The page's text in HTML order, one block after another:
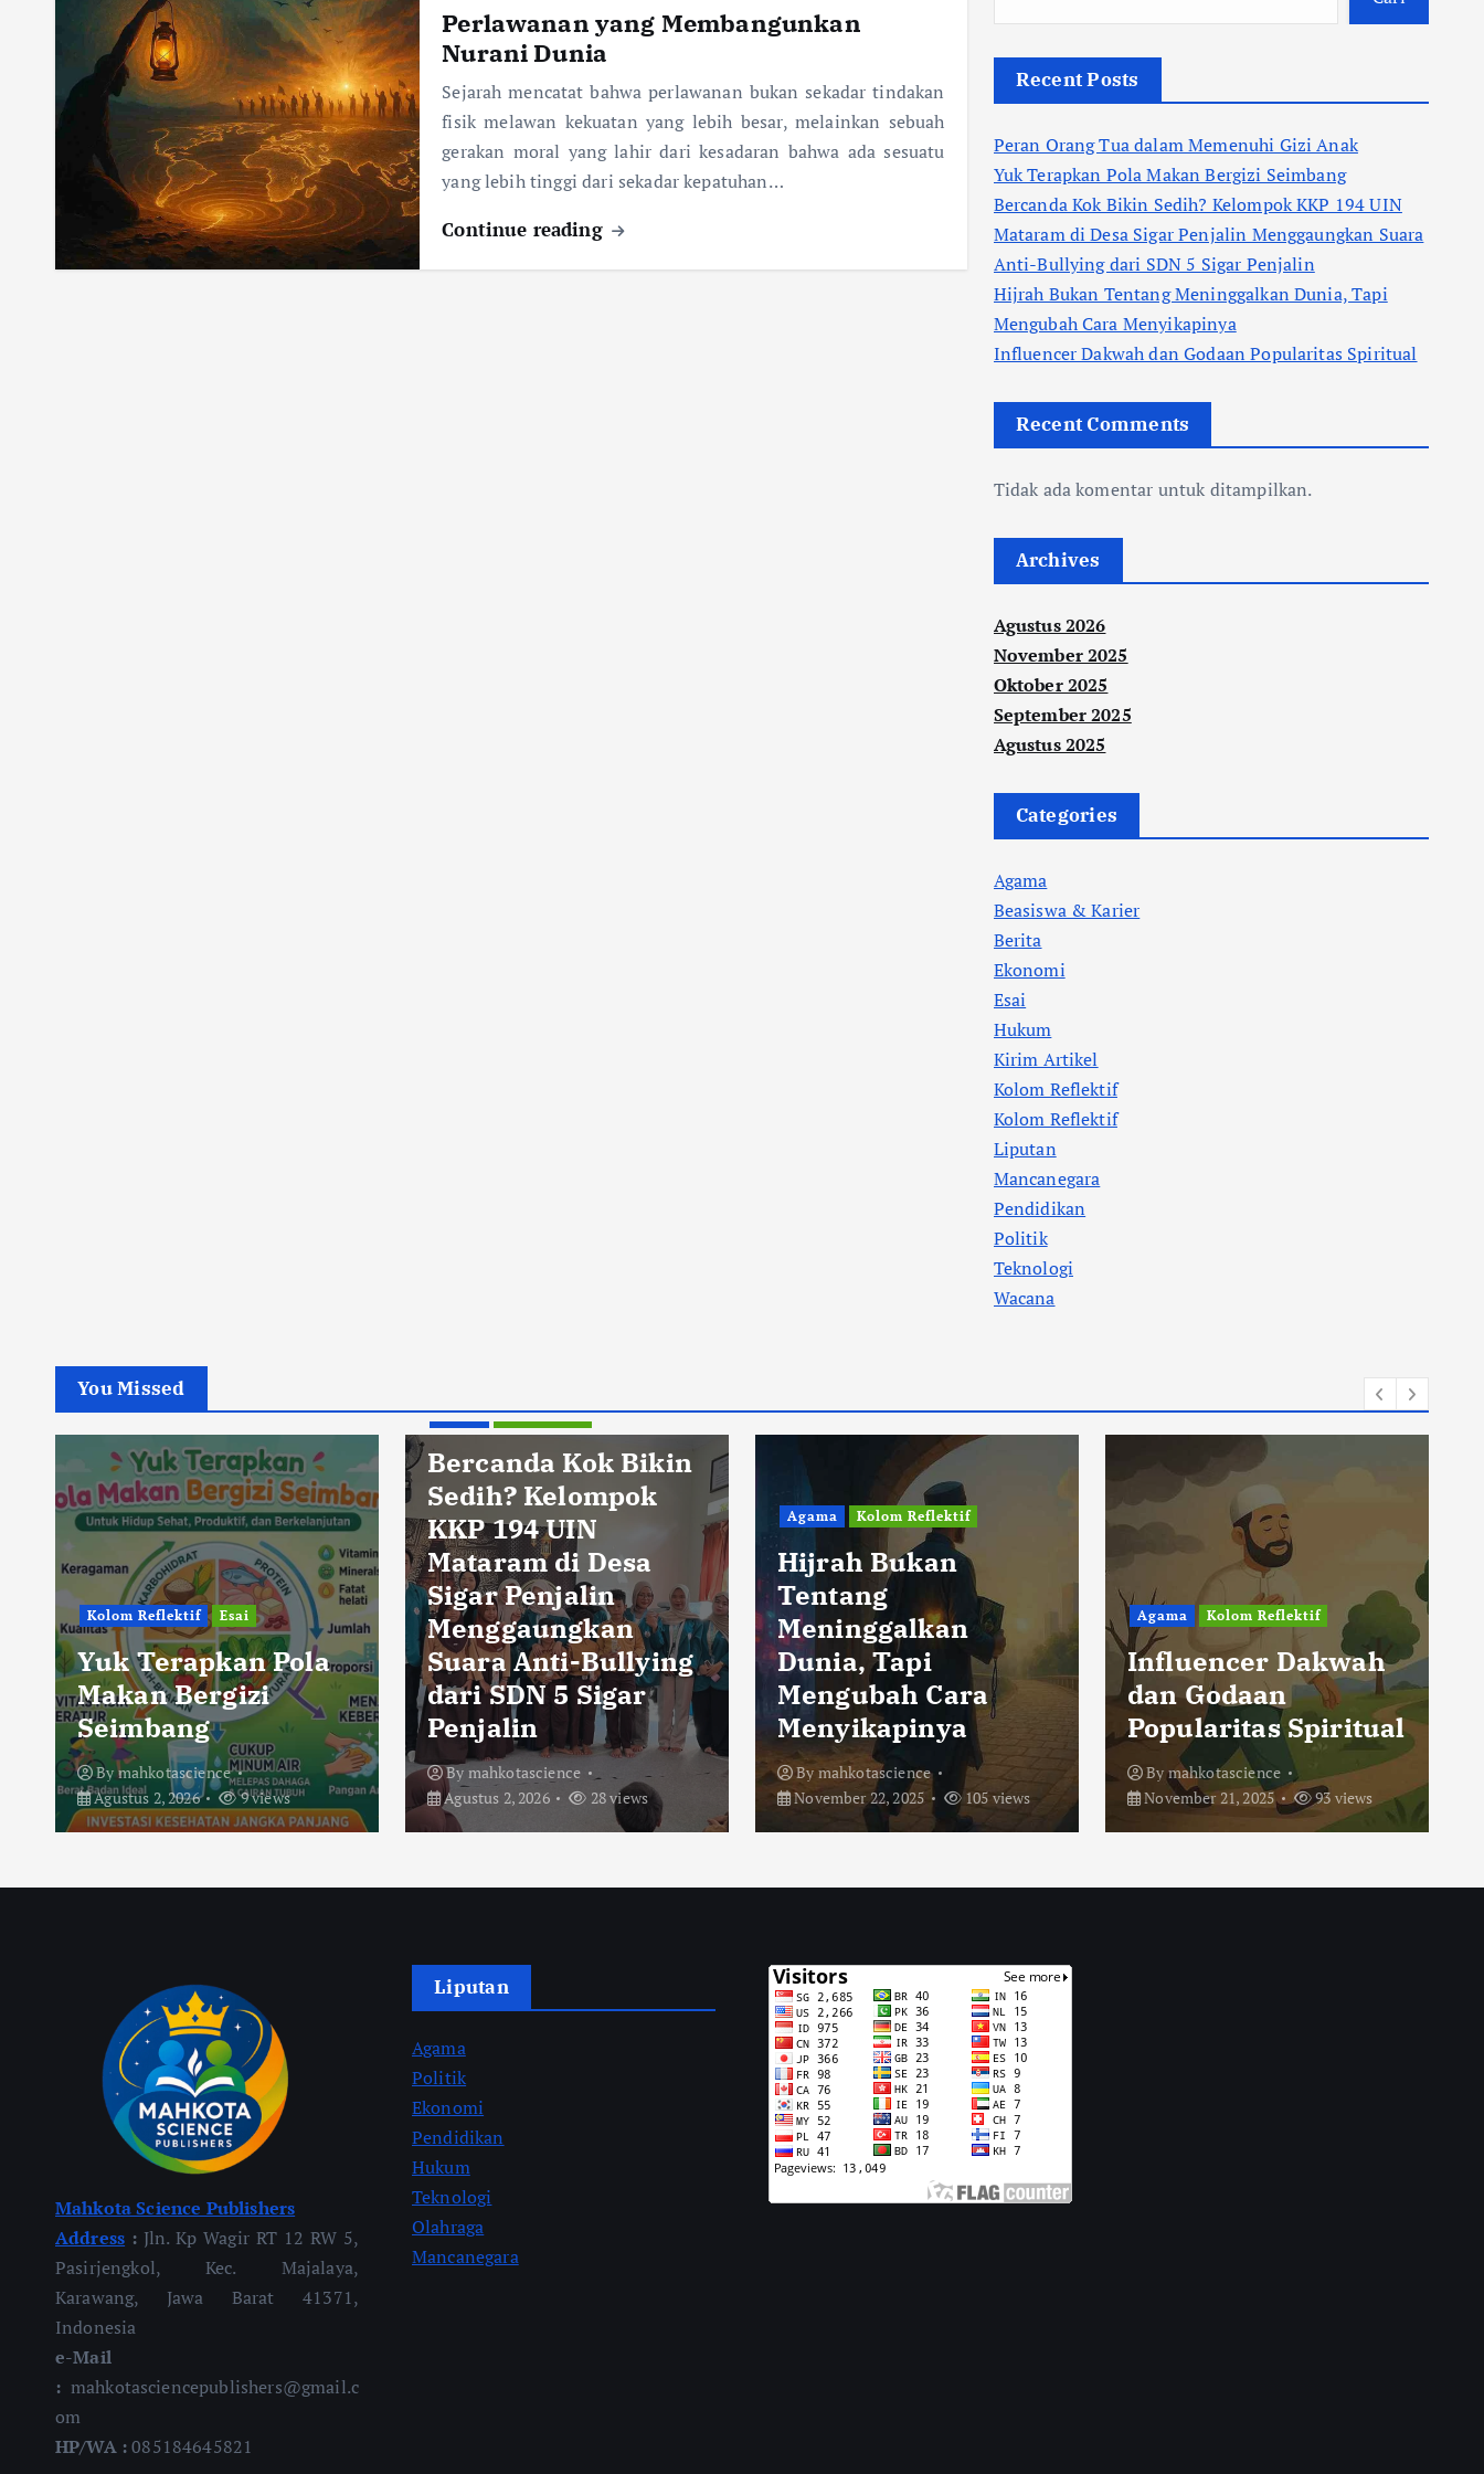
Perlawanan yang Membangunkan
Nurani Dunia
Sejarah mencatat bahwa perlawanan bukan sekadar tindakan
fisik melawan kekuatan yang lebih besar, melainkan sebuah
gerakan moral yang lahir dari kesadaran bahwa ada sesuatu
yang lebih tinggi dari sekadar kepatuhan…
Continue reading
Recent Posts
Peran Orang Tua dalam Memenuhi Gizi Anak
Yuk Terapkan Pola Makan Bergizi Seimbang
Bercanda Kok Bikin Sedih? Kelompok KKP 194 UIN
Mataram di Desa Sigar Penjalin Menggaungkan Suara
Anti-Bullying dari SDN 5 Sigar Penjalin
Hijrah Bukan Tentang Meninggalkan Dunia, Tapi
Mengubah Cara Menyikapinya
Influencer Dakwah dan Godaan Popularitas Spiritual
Recent Comments
Tidak ada komentar untuk ditampilkan.
Archives
Agustus 2026
November 2025
Oktober 2025
September 2025
Agustus 2025
Categories
Agama
Beasiswa & Karier
Berita
Ekonomi
Esai
Hukum
Kirim Artikel
Kolom Reflektif
Kolom Reflektif
Liputan
Mancanegara
Pendidikan
Politik
Teknologi
Wacana
You Missed
Kolom Reflektif Esai
Yuk Terapkan Pola
Makan Bergizi
Seimbang
Bymahkotascience
Agustus 2, 2026
9 views
Berita Pendidikan
Bercanda Kok Bikin
Sedih? Kelompok
KKP 194 UIN
Mataram di Desa
Sigar Penjalin
Menggaungkan
Suara Anti-Bullying
dari SDN 5 Sigar
Penjalin
By mahkotascience
Agustus 2, 2026
28 views
Agama Kolom Reflektif
Hijrah Bukan
Tentang
Meninggalkan
Dunia, Tapi
Mengubah Cara
Menyikapinya
By mahkotascience
November 22, 2025
105 views
Agama Kolom Reflektif
Influencer Dakwah
dan Godaan
Popularitas Spiritual
Bymahkotascience
November 21, 2025
93 views
Mahkota Science Publishers
Address : Jln. Kp Wagir RT 12 RW 5,
Pasirjengkol, Kec. Majalaya,
Karawang, Jawa Barat 41371,
Indonesia
e-Mail
: mahkotasciencepublishers@gmail.c
om
HP/WA :085184645821
Liputan
Agama
Politik
Ekonomi
Pendidikan
Hukum
Teknologi
Olahraga
Mancanegara